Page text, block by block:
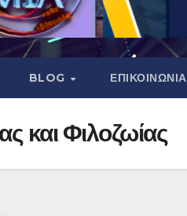
BLOG ΕΠΙΚΟΙΝΩΝΙΑ
και Φιλοζωίας